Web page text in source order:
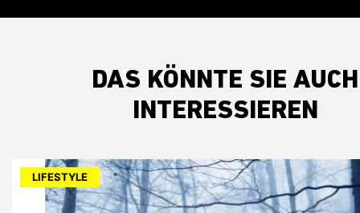
DAS KÖNNTE SIE AUCH
INTERESSIEREN
LIFESTYLE